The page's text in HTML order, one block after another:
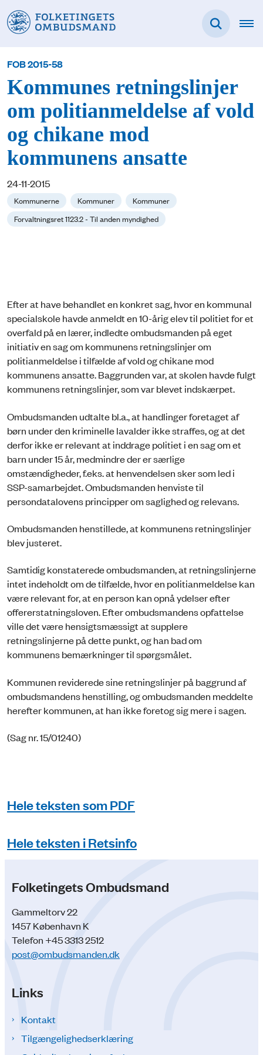
FOB 2015-58
Kommunes retningslinjer
om politianmeldelse af vold
og chikane mod
kommunens ansatte
24-11-2015
Kommunerne Kommuner
Kommuner
Forvaltningsret 1123.2 - Til anden myndighed
Efter at have behandlet en konkret sag, hvor en kommunal
specialskole havde anmeldt en 10-årig elev til politiet for et
overfald på en lærer, indledte ombudsmanden på eget
initiativ en sag om kommunens retningslinjer om
politianmeldelse i tilfælde af vold og chikane mod
kommunens ansatte. Baggrunden var, at skolen havde fulgt
kommunens retningslinjer, som var blevet indskærpet.
Ombudsmanden udtalte bl.a., at handlinger foretaget af
børn under den kriminelle lavalder ikke straffes, og at det
derfor ikke er relevant at inddrage politiet i en sag om et
barn under 15 år, medmindre der er særlige
omstændigheder, f.eks. at henvendelsen sker som led i
SSP-samarbejdet. Ombudsmanden henviste til
persondatalovens principper om saglighed og relevans.
Ombudsmanden henstillede, at kommunens retningslinjer
blev justeret.
Samtidig konstaterede ombudsmanden, at retningslinjerne
intet indeholdt om de tilfælde, hvor en politianmeldelse kan
være relevant for, at en person kan opnå ydelser efter
offererstatningsloven. Efter ombudsmandens opfattelse
ville det være hensigtsmæssigt at supplere
retningslinjerne på dette punkt, og han bad om
kommunens bemærkninger til spørgsmålet.
Kommunen reviderede sine retningslinjer på baggrund af
ombudsmandens henstilling, og ombudsmanden meddelte
herefter kommunen, at han ikke foretog sig mere i sagen.
(Sag nr. 15/01240)
Hele teksten som PDF
Hele teksten i Retsinfo
Folketingets Ombudsmand
Gammeltorv 22
1457 København K
Telefon +45 3313 2512
post@ombudsmanden.dk
Links
Kontakt
Tilgængelighedserklæring